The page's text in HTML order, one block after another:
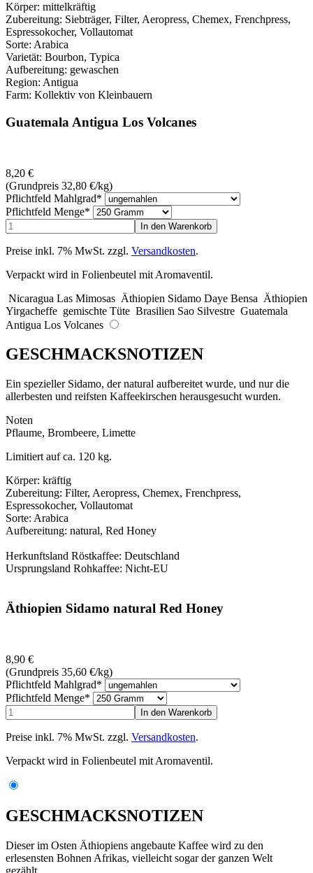
Körper: mittelkräftig
Zubereitung: Siebträger, Filter, Aeropress, Chemex, Frenchpress,
Espressokocher, Vollautomat
Sorte: Arabica
Varietät: Bourbon, Typica
Aufbereitung: gewaschen
Region: Antigua
Farm: Kollektiv von Kleinbauern
Guatemala Antigua Los Volcanes
8,20 €
(Grundpreis 32,80 €/kg)
Pflichtfeld Mahlgrad*
Pflichtfeld Menge*
Preise inkl. 7% MwSt. zzgl. Versandkosten.
Verpackt wird in Folienbeutel mit Aromaventil.
Nicaragua Las Mimosas Äthiopien Sidamo Daye Bensa Äthiopien
Yirgacheffe gemischte Tüte Brasilien Sao Silvestre Guatemala
Antigua Los Volcanes
GESCHMACKSNOTIZEN
Ein spezieller Sidamo, der natural aufbereitet wurde, und nur die
allerbesten und reifsten Kaffeekirschen herausgesucht wurden.
Noten
Pflaume, Brombeere, Limette
Limitiert auf ca. 120 kg.
Körper: kräftig
Zubereitung: Filter, Aeropress, Chemex, Frenchpress,
Espressokocher, Vollautomat
Sorte: Arabica
Aufbereitung: natural, Red Honey
Herkunftsland Röstkaffee: Deutschland
Ursprungsland Rohkaffee: Nicht-EU
Äthiopien Sidamo natural Red Honey
8,90 €
(Grundpreis 35,60 €/kg)
Pflichtfeld Mahlgrad*
Pflichtfeld Menge*
Preise inkl. 7% MwSt. zzgl. Versandkosten.
Verpackt wird in Folienbeutel mit Aromaventil.
GESCHMACKSNOTIZEN
Dieser im Osten Äthiopiens angebaute Kaffee wird zu den
erlesensten Bohnen Afrikas, vielleicht sogar der ganzen Welt
gezählt.